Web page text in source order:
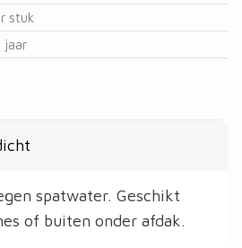
stuk
jaar
spatwater. Geschikt
of buiten onder afdak.